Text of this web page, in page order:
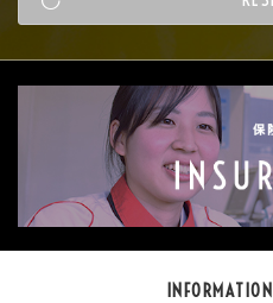
INFORMATION